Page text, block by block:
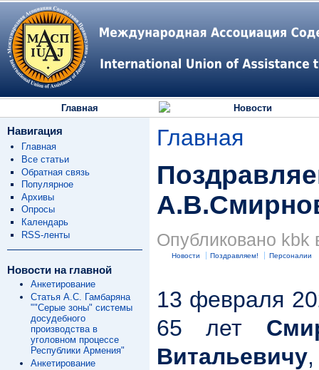
Главная Новости
Навигация
Главная
Все статьи
Обратная связь
Популярное
Архивы
Опросы
Календарь
RSS-ленты
Новости на главной
Анкетирование
Статья А.С. Гамбаряна
""Серые зоны" системы
досудебного
производства в
уголовном процессе
Республики Армения"
Анкетирование
Главная
Опубликовано kbk
Новости Поздравляем! Персоналии
13 февраля
65 лет
Витальевичу